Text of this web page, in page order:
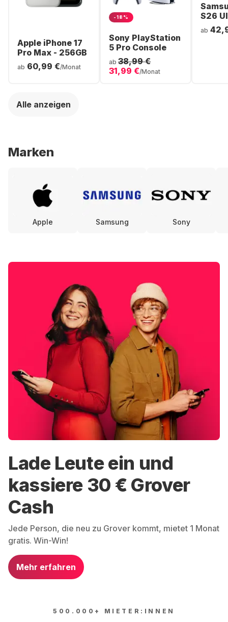
Apple iPhone 17
Pro Max - 256GB
ab 60,99 €/Monat
-18%
Sony PlayStation
5 Pro Console
ab 38,99 €
31,99 €/Monat
S26
ab
Alle anzeigen
Marken
Apple Samsung Sony
Lade Leute ein und
kassiere 30 € Grover
Cash
Jede Person, die neu zu Grover kommt, mietet 1 Monat
gratis. Win-Win!
Mehr erfahren
500.000+ MIETER:INNEN